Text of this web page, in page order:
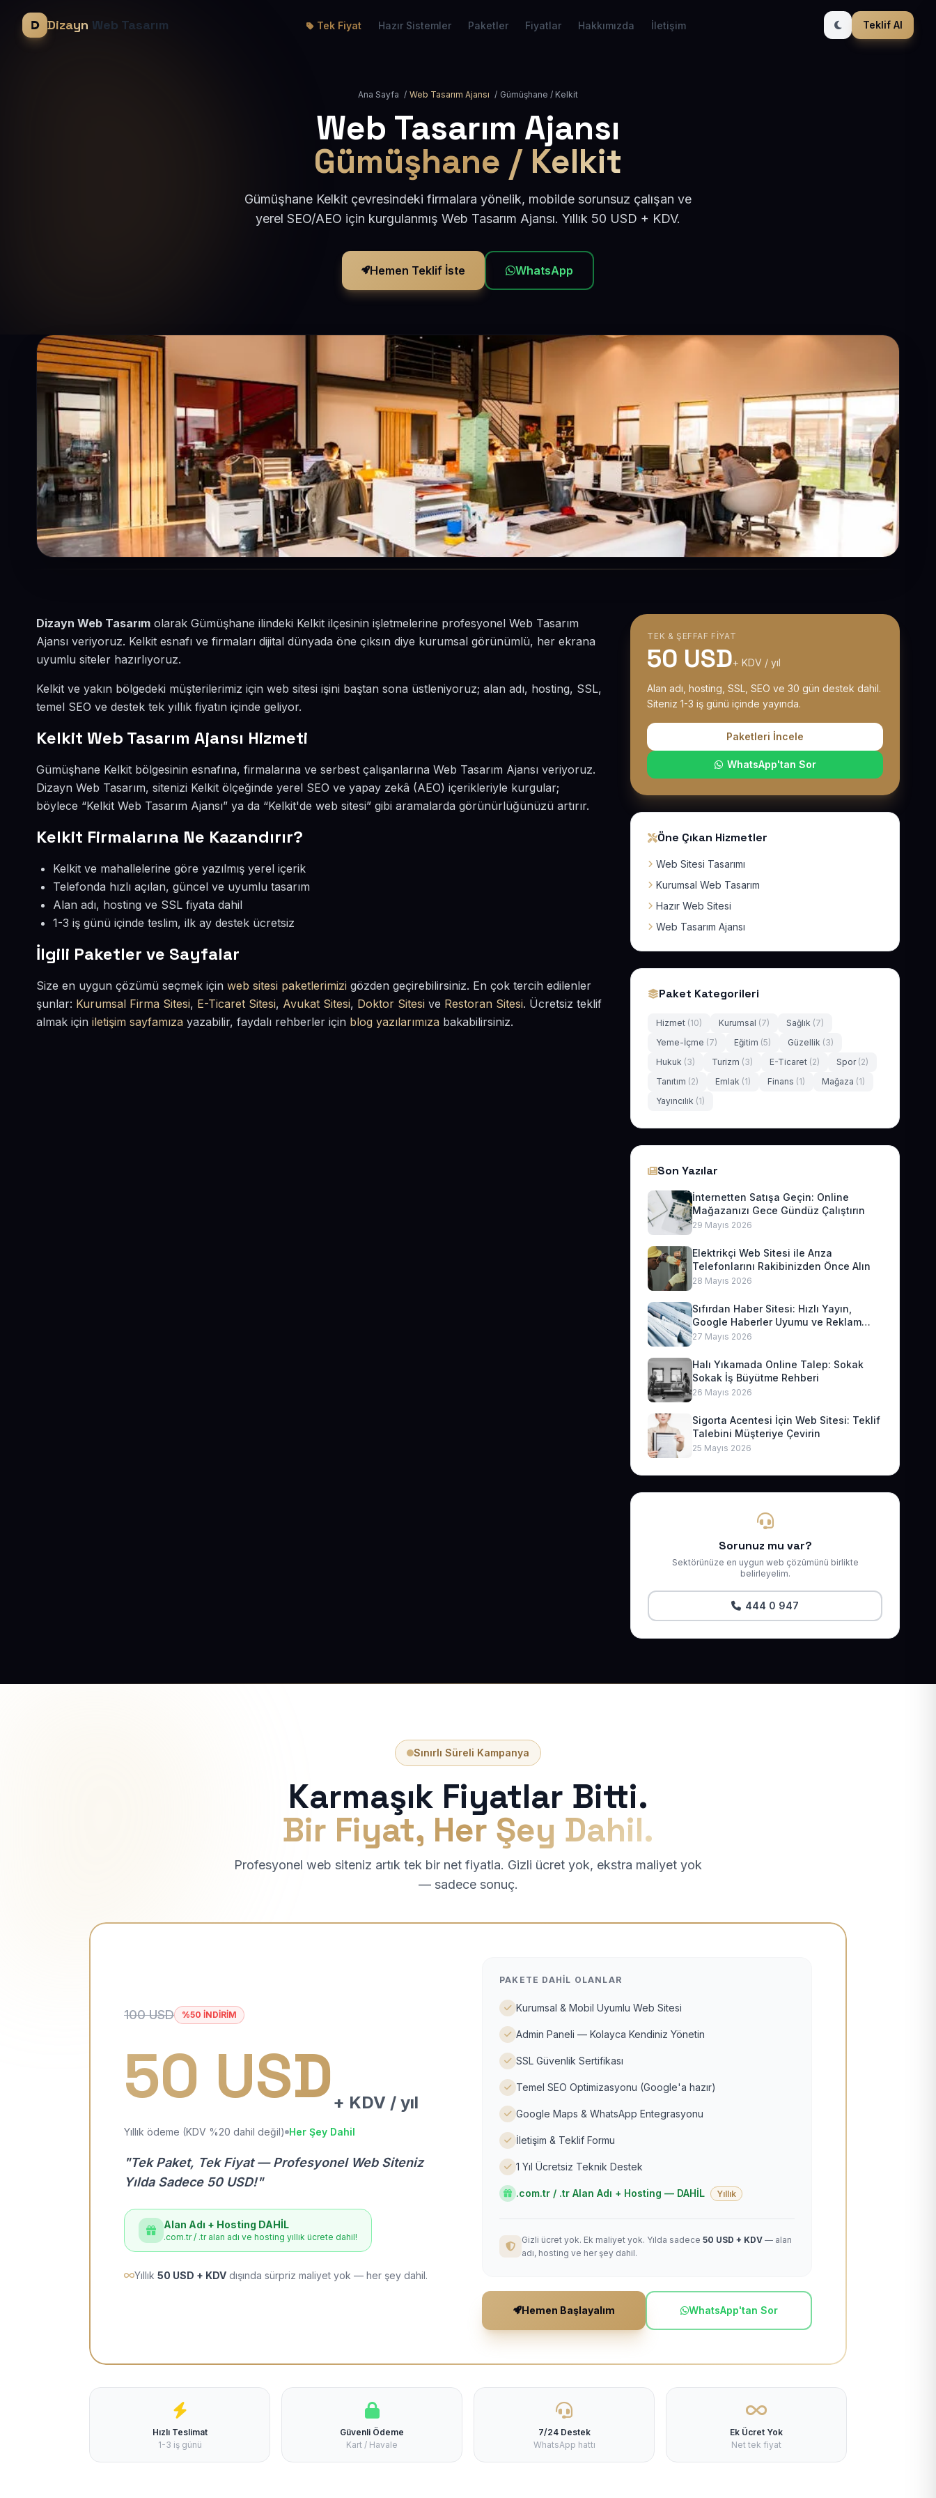
Dizayn Web Tasarım Tek Fiyat Hazır Sistemler Paketler Fiyatlar Hakkımızda İletişim Teklif Al
Ana Sayfa / Web Tasarım Ajansı / Gümüşhane / Kelkit
Web Tasarım Ajansı
Gümüşhane / Kelkit
Gümüşhane Kelkit çevresindeki firmalara yönelik, mobilde sorunsuz çalışan ve
yerel SEO/AEO için kurgulanmış Web Tasarım Ajansı. Yıllık 50 USD + KDV.
Hemen Teklif İste WhatsApp
Dizayn Web Tasarım olarak Gümüşhane ilindeki Kelkit ilçesinin işletmelerine profesyonel Web Tasarım
Ajansı veriyoruz. Kelkit esnafı ve firmaları dijital dünyada öne çıksın diye kurumsal görünümlü, her ekrana
uyumlu siteler hazırlıyoruz.
Kelkit ve yakın bölgedeki müşterilerimiz için web sitesi işini baştan sona üstleniyoruz; alan adı, hosting, SSL,
temel SEO ve destek tek yıllık fiyatın içinde geliyor.
Kelkit Web Tasarım Ajansı Hizmeti
Gümüşhane Kelkit bölgesinin esnafına, firmalarına ve serbest çalışanlarına Web Tasarım Ajansı veriyoruz.
Dizayn Web Tasarım, sitenizi Kelkit ölçeğinde yerel SEO ve yapay zekâ (AEO) içerikleriyle kurgular;
böylece “Kelkit Web Tasarım Ajansı” ya da “Kelkit'de web sitesi” gibi aramalarda görünürlüğünüzü artırır.
Kelkit Firmalarına Ne Kazandırır?
Kelkit ve mahallelerine göre yazılmış yerel içerik
Telefonda hızlı açılan, güncel ve uyumlu tasarım
Alan adı, hosting ve SSL fiyata dahil
1-3 iş günü içinde teslim, ilk ay destek ücretsiz
İlgili Paketler ve Sayfalar
Size en uygun çözümü seçmek için web sitesi paketlerimizi gözden geçirebilirsiniz. En çok tercih edilenler
şunlar: Kurumsal Firma Sitesi, E-Ticaret Sitesi, Avukat Sitesi, Doktor Sitesi ve Restoran Sitesi. Ücretsiz teklif
almak için iletişim sayfamıza yazabilir, faydalı rehberler için blog yazılarımıza bakabilirsiniz.
TEK & ŞEFFAF FIYAT
50 USD+ KDV / yıl
Alan adı, hosting, SSL, SEO ve 30 gün destek dahil.
Siteniz 1-3 iş günü içinde yayında.
Paketleri İncele
WhatsApp'tan Sor
Öne Çıkan Hizmetler
Web Sitesi Tasarımı
Kurumsal Web Tasarım
Hazır Web Sitesi
Web Tasarım Ajansı
Paket Kategorileri
Hizmet (10) Kurumsal (7) Sağlık (7)
Yeme-İçme (7) Eğitim (5) Güzellik (3)
Hukuk (3) Turizm (3) E-Ticaret (2) Spor (2)
Tanıtım (2) Emlak (1) Finans (1) Mağaza (1)
Yayıncılık (1)
Son Yazılar
İnternetten Satışa Geçin: Online
Mağazanızı Gece Gündüz Çalıştırın
29 Mayıs 2026
Elektrikçi Web Sitesi ile Arıza
Telefonlarını Rakibinizden Önce Alın
28 Mayıs 2026
Sıfırdan Haber Sitesi: Hızlı Yayın,
Google Haberler Uyumu ve Reklam
Geliri
27 Mayıs 2026
Halı Yıkamada Online Talep: Sokak
Sokak İş Büyütme Rehberi
26 Mayıs 2026
Sigorta Acentesi İçin Web Sitesi: Teklif
Talebini Müşteriye Çevirin
25 Mayıs 2026
Sorunuz mu var?
Sektörünüze en uygun web çözümünü birlikte
belirleyelim.
444 0 947
Sınırlı Süreli Kampanya
Karmaşık Fiyatlar Bitti.
Bir Fiyat, Her Şey Dahil.
Profesyonel web siteniz artık tek bir net fiyatla. Gizli ücret yok, ekstra maliyet yok
— sadece sonuç.
100 USD %50 İNDİRİM
50 USD + KDV / yıl
Yıllık ödeme (KDV %20 dahil değil) Her Şey Dahil
"Tek Paket, Tek Fiyat — Profesyonel Web Siteniz
Yılda Sadece 50 USD!"
Alan Adı + Hosting DAHİL
.com.tr / .tr alan adı ve hosting yıllık ücrete dahil!
Yıllık 50 USD + KDV dışında sürpriz maliyet yok — her şey dahil.
PAKETE DAHIL OLANLAR
Kurumsal & Mobil Uyumlu Web Sitesi
Admin Paneli — Kolayca Kendiniz Yönetin
SSL Güvenlik Sertifikası
Temel SEO Optimizasyonu (Google'a hazır)
Google Maps & WhatsApp Entegrasyonu
İletişim & Teklif Formu
1 Yıl Ücretsiz Teknik Destek
.com.tr / .tr Alan Adı + Hosting — DAHİL Yıllık
Gizli ücret yok. Ek maliyet yok. Yılda sadece 50 USD + KDV — alan
adı, hosting ve her şey dahil.
Hemen Başlayalım WhatsApp'tan Sor
Hızlı Teslimat
1-3 iş günü
Güvenli Ödeme
Kart / Havale
7/24 Destek
WhatsApp hattı
Ek Ücret Yok
Net tek fiyat